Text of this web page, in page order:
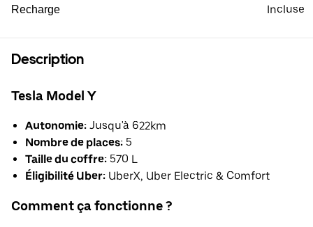
Recharge Incluse
Description
Tesla Model Y
Autonomie: Jusqu'à 622km
Nombre de places: 5
Taille du coffre: 570 L
Éligibilité Uber: UberX, Uber Electric & Comfort
Comment ça fonctionne ?